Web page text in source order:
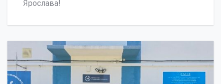
Ярослава!